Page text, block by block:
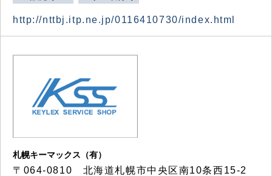
http://nttbj.itp.ne.jp/0116410730/index.html
札幌キーマックス（有）
〒064-0810 北海道札幌市中央区南10条西15-2